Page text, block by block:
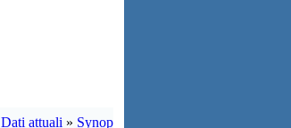
Dati attuali » Synop